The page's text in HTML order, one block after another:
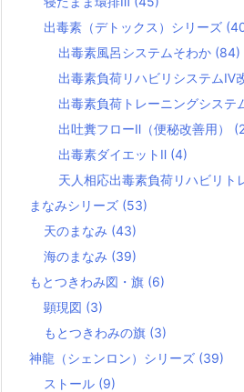
出毒素（デトックス）シリーズ
出毒素風呂システムそわか (84)
出毒素負荷リハビリシステムⅣ
出毒素負荷トレーニングシステ
出吐糞フローⅡ（便秘改善用）
出毒素ダイエットⅡ (4)
天人相応出毒素負荷リハビリト
まなみシリーズ (53)
天のまなみ (43)
海のまなみ (39)
もとつきわみ図・旗 (6)
顕現図 (3)
もとつきわみの旗 (3)
神龍（シェンロン）シリーズ (39)
ストール (9)